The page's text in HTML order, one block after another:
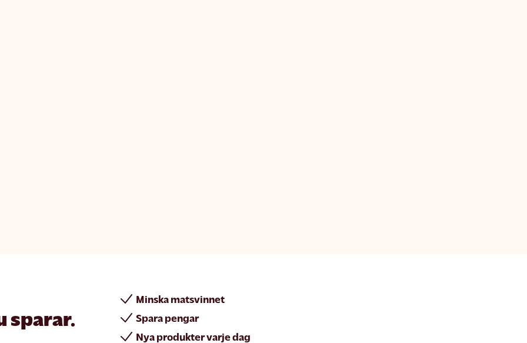
sparar.
Minska matsvinnet
Spara pengar
Nya produkter varje dag